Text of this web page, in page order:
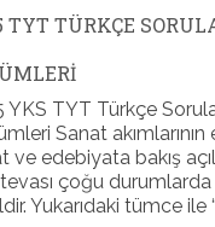
TYT TÜRKÇE
YKS TYT Türkçe
Sanat akımlarının
ve edebiyata bakış
çoğu durumlarda
Yukarıdaki tümce ile